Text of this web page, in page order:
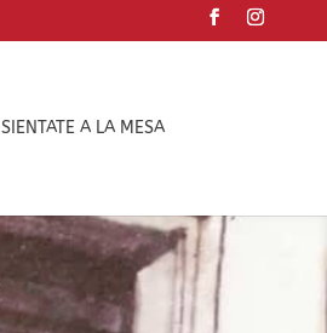
SIENTATE A LA MESA